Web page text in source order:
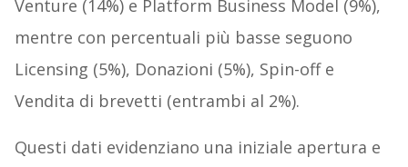
Venture (14%) e Platform Business Model (9%),
mentre con percentuali più basse seguono
Licensing (5%), Donazioni (5%), Spin-off e
Vendita di brevetti (entrambi al 2%).
Questi dati evidenziano una iniziale apertura e